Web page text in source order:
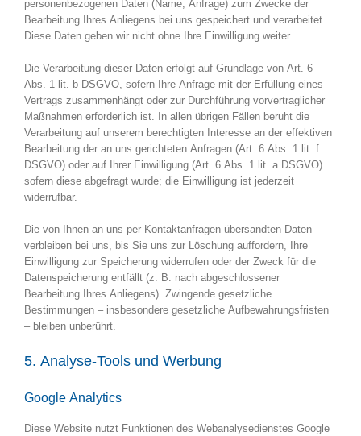
personenbezogenen Daten (Name, Anfrage) zum Zwecke der
Bearbeitung Ihres Anliegens bei uns gespeichert und verarbeitet.
Diese Daten geben wir nicht ohne Ihre Einwilligung weiter.
Die Verarbeitung dieser Daten erfolgt auf Grundlage von Art. 6
Abs. 1 lit. b DSGVO, sofern Ihre Anfrage mit der Erfüllung eines
Vertrags zusammenhängt oder zur Durchführung vorvertraglicher
Maßnahmen erforderlich ist. In allen übrigen Fällen beruht die
Verarbeitung auf unserem berechtigten Interesse an der effektiven
Bearbeitung der an uns gerichteten Anfragen (Art. 6 Abs. 1 lit. f
DSGVO) oder auf Ihrer Einwilligung (Art. 6 Abs. 1 lit. a DSGVO)
sofern diese abgefragt wurde; die Einwilligung ist jederzeit
widerrufbar.
Die von Ihnen an uns per Kontaktanfragen übersandten Daten
verbleiben bei uns, bis Sie uns zur Löschung auffordern, Ihre
Einwilligung zur Speicherung widerrufen oder der Zweck für die
Datenspeicherung entfällt (z. B. nach abgeschlossener
Bearbeitung Ihres Anliegens). Zwingende gesetzliche
Bestimmungen – insbesondere gesetzliche Aufbewahrungsfristen
– bleiben unberührt.
5. Analyse-Tools und Werbung
Google Analytics
Diese Website nutzt Funktionen des Webanalysedienstes Google